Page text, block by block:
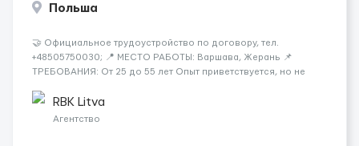
Польша
🤝 Официальное трудоустройство по договору, тел.
+48505750030; 📍 МЕСТО РАБОТЫ: Варшава, Жерань 📌
ТРЕБОВАНИЯ: От 25 до 55 лет Опыт приветствуется, но не
Мужчины (25-55 лет) язык: разговорный уровень польского 📆
ГРАФИК РАБОТЫ...
RBK Litva
Агентство